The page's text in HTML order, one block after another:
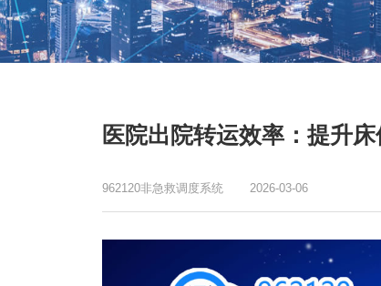
医院出院转运效率：提升
962120非急救调度系统 2026-03-06